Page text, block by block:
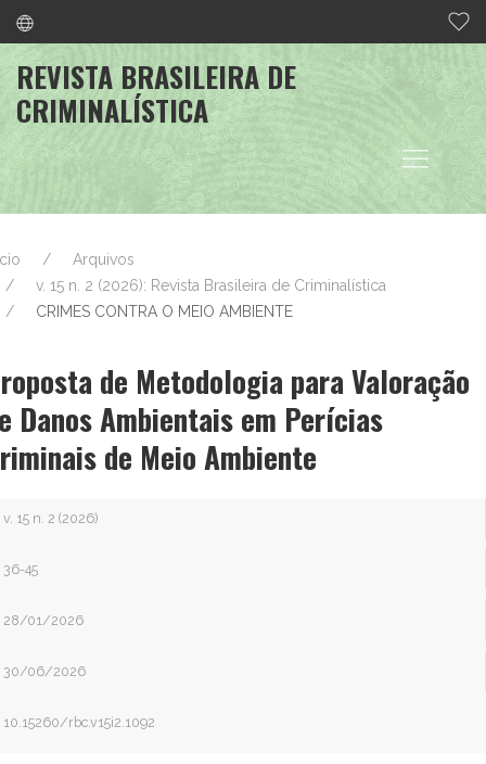
REVISTA BRASILEIRA DE
CRIMINALÍSTICA
Arquivos
v. 15 n. 2 (2026): Revista Brasileira de Criminalística
CRIMES CONTRA O MEIO AMBIENTE
de Metodologia para Valoração
Danos Ambientais em Perícias
de Meio Ambiente
v. 15 n. 2 (2026)
36-45
28/01/2026
30/06/2026
10.15260/rbc.v15i2.1092